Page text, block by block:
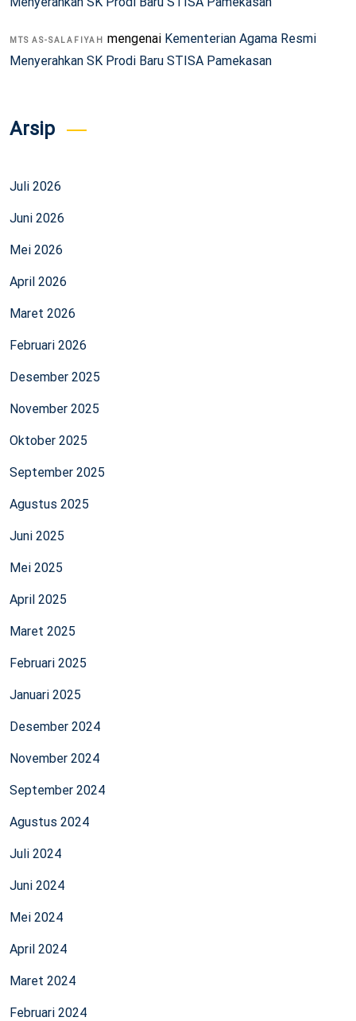
MTS AS-SALAFIYAH mengenai Kementerian Agama Resmi
Menyerahkan SK Prodi Baru STISA Pamekasan
Arsip
Juli 2026
Juni 2026
Mei 2026
April 2026
Maret 2026
Februari 2026
Desember 2025
November 2025
Oktober 2025
September 2025
Agustus 2025
Juni 2025
Mei 2025
April 2025
Maret 2025
Februari 2025
Januari 2025
Desember 2024
November 2024
September 2024
Agustus 2024
Juli 2024
Juni 2024
Mei 2024
April 2024
Maret 2024
Februari 2024